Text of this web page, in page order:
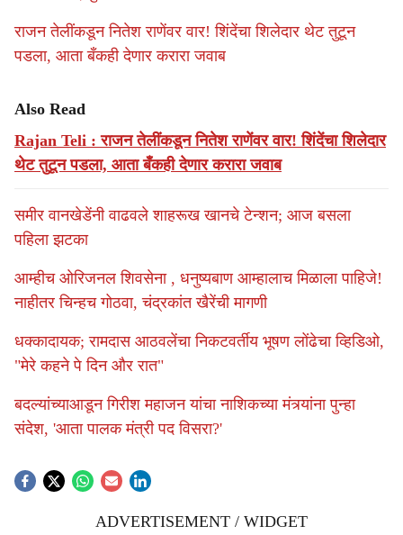
राजन तेलींकडून नितेश राणेंवर वार! शिंदेंचा शिलेदार थेट तुटून
पडला, आता बँकही देणार करारा जवाब
Also Read
Rajan Teli : राजन तेलींकडून नितेश राणेंवर वार! शिंदेंचा शिलेदार
थेट तुटून पडला, आता बँकही देणार करारा जवाब
समीर वानखेडेंनी वाढवले शाहरूख खानचे टेन्शन; आज बसला
पहिला झटका
आम्हीच ओरिजनल शिवसेना , धनुष्यबाण आम्हालाच मिळाला पाहिजे!
नाहीतर चिन्हच गोठवा, चंद्रकांत खैरेंची मागणी
धक्कादायक; रामदास आठवलेंचा निकटवर्तीय भूषण लोंढेचा व्हिडिओ,
"मेरे कहने पे दिन और रात"
बदल्यांच्याआडून गिरीश महाजन यांचा नाशिकच्या मंत्र्यांना पुन्हा
संदेश, 'आता पालक मंत्री पद विसरा?'
ADVERTISEMENT / WIDGET